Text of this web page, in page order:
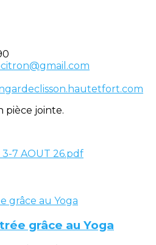
pièce jointe.
7 AOUT 26.pdf
grâce au Yoga